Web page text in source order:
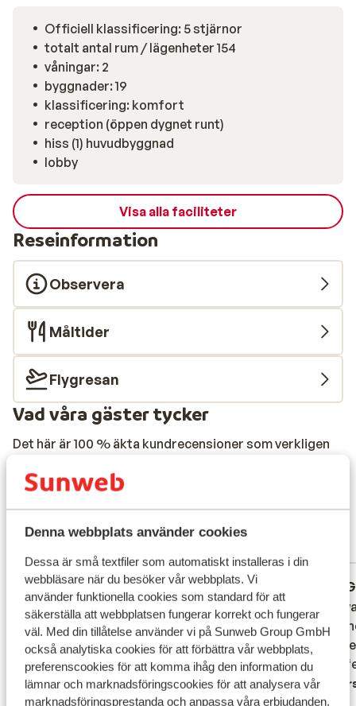
Denna webbplats använder cookies
Dessa är små textfiler som automatiskt installeras i din
webbläsare när du besöker vår webbplats. Vi
använder funktionella cookies som standard för att
säkerställa att webbplatsen fungerar korrekt och fungerar
väl. Med din tillåtelse använder vi på Sunweb Group GmbH
också analytiska cookies för att förbättra vår webbplats,
preferenscookies för att komma ihåg den information du
lämnar och marknadsföringscookies för att analysera vår
marknadsföringsprestanda och anpassa våra erbjudanden.
Officiell klassificering: 5 stjärnor
totalt antal rum / lägenheter 154
våningar: 2
byggnader: 19
klassificering: komfort
reception (öppen dygnet runt)
hiss (1) huvudbyggnad
lobby
Visa alla faciliteter
Reseinformation
Observera
Måltider
Flygresan
Vad våra gäster tycker
Det här är 100 % äkta kundrecensioner som verkligen
Mer om recensioner
8.2 Fantastisk
21 omdömen
Mest bokad av familj
9.4 Fantastisk
för 3 veckor sedan
Wij hadden een ultra all-inn het was zijn
prijs zeker waard.Gingen we naar het
strand konden we gaan eten in gaia royal
wat dichter bij het strand lag.Ook daar
alles inclusief.eten zeker genoeg variatie
hebben geen dag hetzelfde buffet
Wij hadden een ultra all-inn het was zijn
prijs zeker waard.Gingen we naar het
strand konden we gaan eten in gaia royal
wat dichter bij het strand lag.Ook daar
alles inclusief.eten zeker genoeg variatie
hebben geen dag hetzelfde buffet
Eten
Eten